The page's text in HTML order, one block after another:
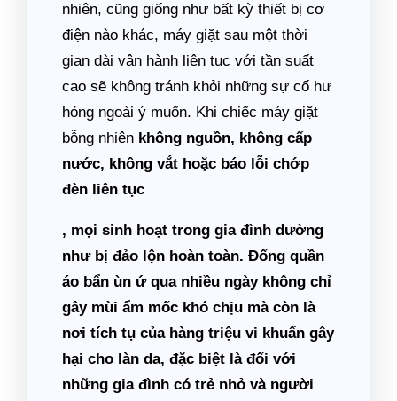
nhiên, cũng giống như bất kỳ thiết bị cơ
điện nào khác, máy giặt sau một thời
gian dài vận hành liên tục với tần suất
cao sẽ không tránh khỏi những sự cố hư
hỏng ngoài ý muốn. Khi chiếc máy giặt
bỗng nhiên không nguồn, không cấp
nước, không vắt hoặc báo lỗi chớp
đèn liên tục
, mọi sinh hoạt trong gia đình dường
như bị đảo lộn hoàn toàn. Đống quần
áo bẩn ùn ứ qua nhiều ngày không chỉ
gây mùi ẩm mốc khó chịu mà còn là
nơi tích tụ của hàng triệu vi khuẩn gây
hại cho làn da, đặc biệt là đối với
những gia đình có trẻ nhỏ và người